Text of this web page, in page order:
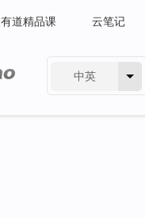
有道精品课 云笔记
中英